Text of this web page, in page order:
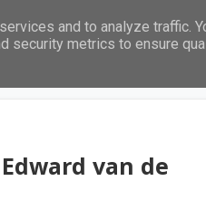
Thema's Pabo leeslijst
van de
and to analyze traffic.
security metrics to ensure